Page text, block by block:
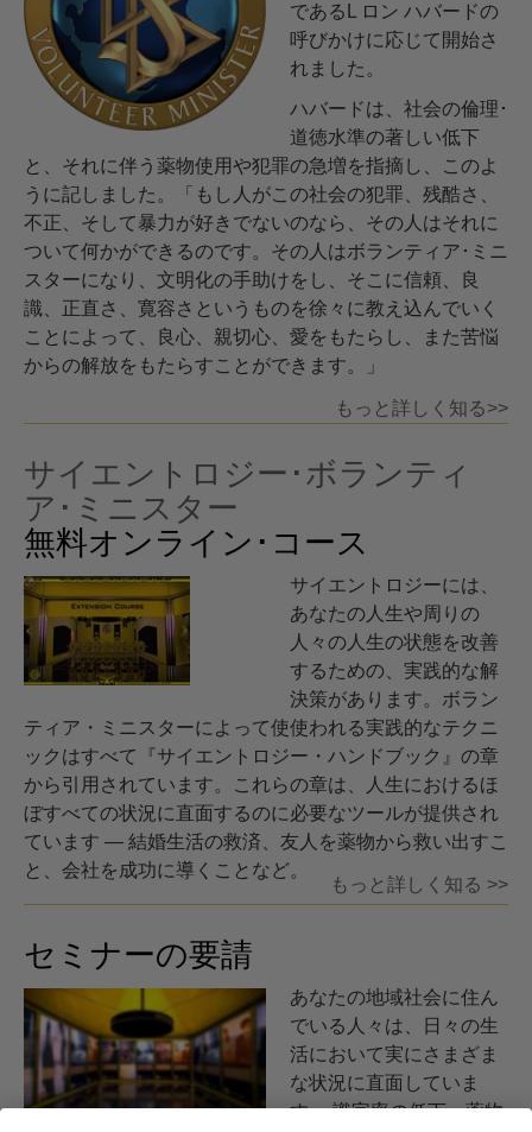
であるL ロン ハバードの
呼びかけに応じて開始さ
れました。
ハバードは、社会の倫理･
道徳水準の著しい低下
と、それに伴う薬物使用や犯罪の急増を指摘し、このよ
うに記しました。「もし人がこの社会の犯罪、残酷さ、
不正、そして暴力が好きでないのなら、その人はそれに
ついて何かができるのです。その人はボランティア･ミニ
スターになり、文明化の手助けをし、そこに信頼、良
識、正直さ、寛容さというものを徐々に教え込んでいく
ことによって、良心、親切心、愛をもたらし、また苦悩
からの解放をもたらすことができます。」
もっと詳しく知る>>
サイエントロジー･ボランティ
ア･ミニスター
無料オンライン･コース
サイエントロジーには、
あなたの人生や周りの
人々の人生の状態を改善
するための、実践的な解
決策があります。ボラン
ティア・ミニスターによって使使われる実践的なテクニ
ックはすべて『サイエントロジー・ハンドブック』の章
から引用されています。
これらの章は、人生におけるほ
ぼすべての状況に直面するのに必要なツールが提供され
ています ― 結婚生活の救済、友人を薬物から救い出すこ
と、会社を成功に導くことなど。
もっと詳しく知る >>
セミナーの要請
あなたの地域社会に住ん
でいる人々は、日々の生
活において実にさまざま
な状況に直面していま
す。 識字率の低下、薬物